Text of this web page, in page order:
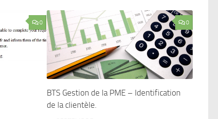
0 0
BTS Gestion de la PME – Identification
de la clientèle.